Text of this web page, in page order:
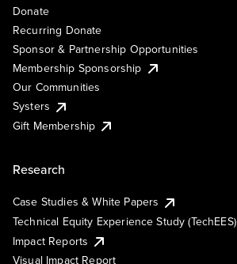
Donate
Recurring Donate
Sponsor & Partnership Opportunities
Membership Sponsorship
Our Communities
Systers
Gift Membership
Research
Case Studies & White Papers
Technical Equity Experience Study (TechEES)
Impact Reports
Visual Impact Report